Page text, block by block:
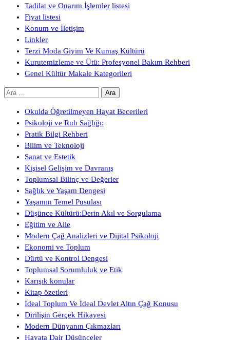
Tadilat ve Onarım İşlemler listesi
Fiyat listesi
Konum ve İletişim
Linkler
Terzi Moda Giyim Ve Kumaş Kültürü
Kurutemizleme ve Ütü: Profesyonel Bakım Rehberi
Genel Kültür Makale Kategorileri
Arama:
Okulda Öğretilmeyen Hayat Becerileri
Psikoloji ve Ruh Sağlığı:
Pratik Bilgi Rehberi
Bilim ve Teknoloji
Sanat ve Estetik
Kişisel Gelişim ve Davranış
Toplumsal Bilinç ve Değerler
Sağlık ve Yaşam Dengesi
Yaşamın Temel Pusulası
Düşünce Kültürü:Derin Akıl ve Sorgulama
Eğitim ve Aile
Modern Çağ Analizleri ve Dijital Psikoloji
Ekonomi ve Toplum
Dürtü ve Kontrol Dengesi
Toplumsal Sorumluluk ve Etik
Karışık konular
Kitap özetleri
İdeal Toplum Ve İdeal Devlet Altın Çağ Konusu
Dirilişin Gerçek Hikayesi
Modern Dünyanın Çıkmazları
Hayata Dair Düşünceler